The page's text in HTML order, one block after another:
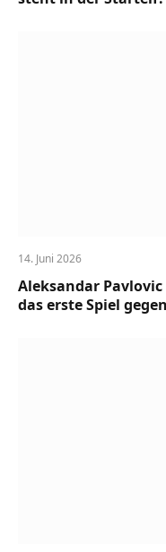
14. Juni 2026
Aleksandar
das erste Spiel